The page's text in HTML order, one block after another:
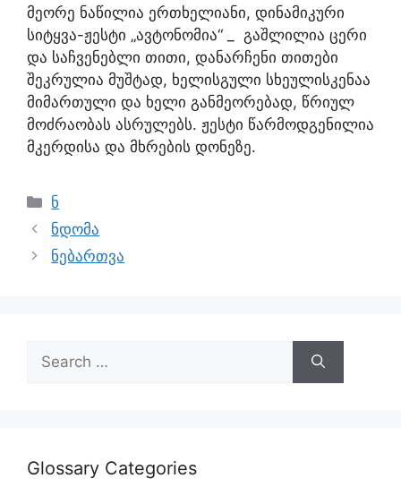
მეორე ნაწილია ერთხელიანი, დინამიკური
სიტყვა-ჟესტი „ავტონომია“ _ გაშლილია ცერი
და საჩვენებლი თითი, დანარჩენი თითები
შეკრულია მუშტად, ხელისგული სხეულისკენაა
მიმართული და ხელი განმეორებად, წრიულ
მოძრაობას ასრულებს. ჟესტი წარმოდგენილია
მკერდისა და მხრების დონეზე.
ნ
ნდომა
ნებართვა
Glossary Categories